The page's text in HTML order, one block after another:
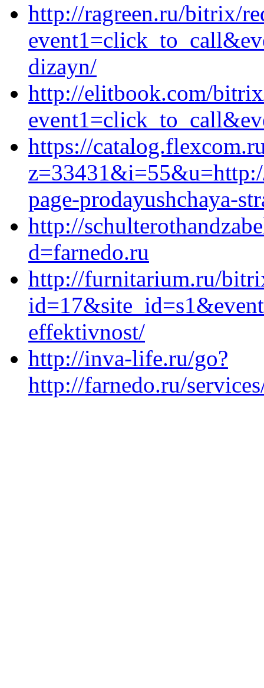
http://ragreen.ru/bitrix/
dizayn/
http://elitbook.com/
https://
page-prodayushchaya-
http://
d=farnedo.ru
http://furnitarium.ru/
effektivnost/
http://inva-life.ru/go?
http://farnedo.ru/